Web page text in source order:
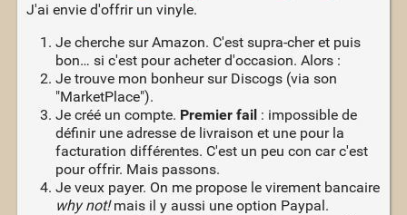
J'ai envie d'offrir un vinyle.
Je cherche sur Amazon. C'est supra-cher et puis
bon… si c'est pour acheter d'occasion. Alors :
Je trouve mon bonheur sur Discogs (via son
"MarketPlace").
Je créé un compte. Premier fail: impossible de
définir une adresse de livraison et une pour la
facturation différentes. C'est un peu con car c'est
pour offrir. Mais passons.
Je veux payer. On me propose le virement bancaire
why not!mais il y aussi une option Paypal.